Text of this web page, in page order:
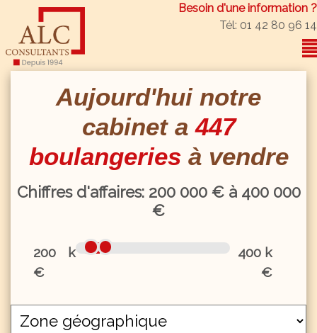
Besoin d'une information ?
Tél: 01 42 80 96 14
Aujourd'hui notre
cabinet a447
boulangeriesà vendre
Chiffres d'affaires: 200000 € à 400000
€
200 k
€
400 k
€